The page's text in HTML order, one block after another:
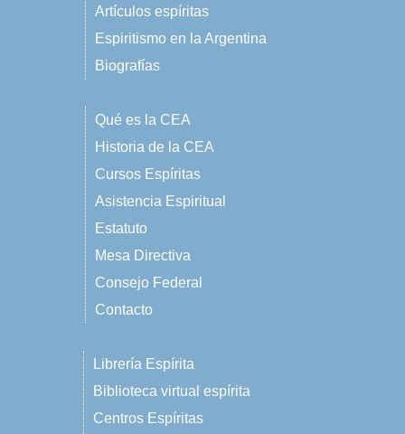
Artículos espíritas
Espiritismo en la Argentina
Biografías
Qué es la CEA
Historia de la CEA
Cursos Espíritas
Asistencia Espiritual
Estatuto
Mesa Directiva
Consejo Federal
Contacto
Librería Espírita
Biblioteca virtual espírita
Centros Espíritas